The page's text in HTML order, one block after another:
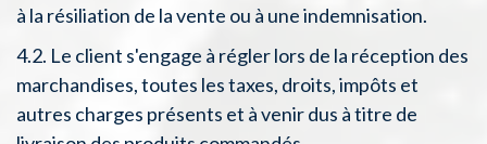
à la résiliation de la vente ou à une indemnisation.
4.2. Le client s'engage à régler lors de la réception des
marchandises, toutes les taxes, droits, impôts et
autres charges présents et à venir dus à titre de